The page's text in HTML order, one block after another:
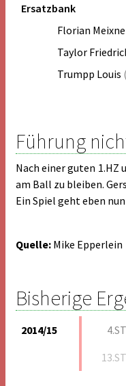
Ersatzbank
Florian
Taylor
Trumpp Louis (
Führung
Nach einer guten 1.HZ
am Ball zu bleiben.
Ein Spiel geht eben
Quelle: Mike Epperlein
Bisherige
2014/15 4.ST
13.ST